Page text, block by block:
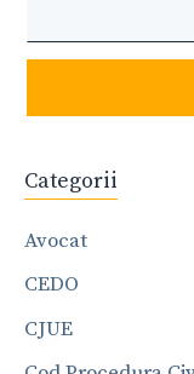
Categorii
Avocat
CEDO
CJUE